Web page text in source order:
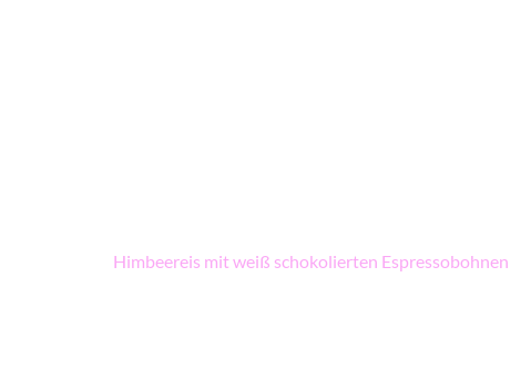
Beitragsnavigation
Himbeereis mit weiß schokolierten Espressobohnen